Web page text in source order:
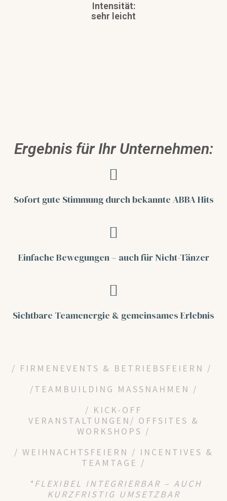
Intensität:
sehr leicht
Ergebnis für Ihr Unternehmen:
Sofort gute Stimmung durch bekannte ABBA Hits
Einfache Bewegungen – auch für Nicht-Tänzer
Sichtbare Teamenergie & gemeinsames Erlebnis
/ FIRMENEVENTS & BETRIEBSFEIERN /
/TEAMBUILDING MASSNAHMEN /
/ KICK-OFF
VERANSTALTUNGEN/ OFFSITES &
WORKSHOPS /
/ WEIHNACHTSFEIERN / INCENTIVES &
TEAMTAGE /
*FLEXIBEL INTEGRIERBAR – AUCH
KURZFRISTIG UMSETZBAR